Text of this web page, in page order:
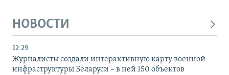
НОВОСТИ
12:29
Журналисты создали интерактивную карту военной
инфраструктуры Беларуси – в ней 150 объектов